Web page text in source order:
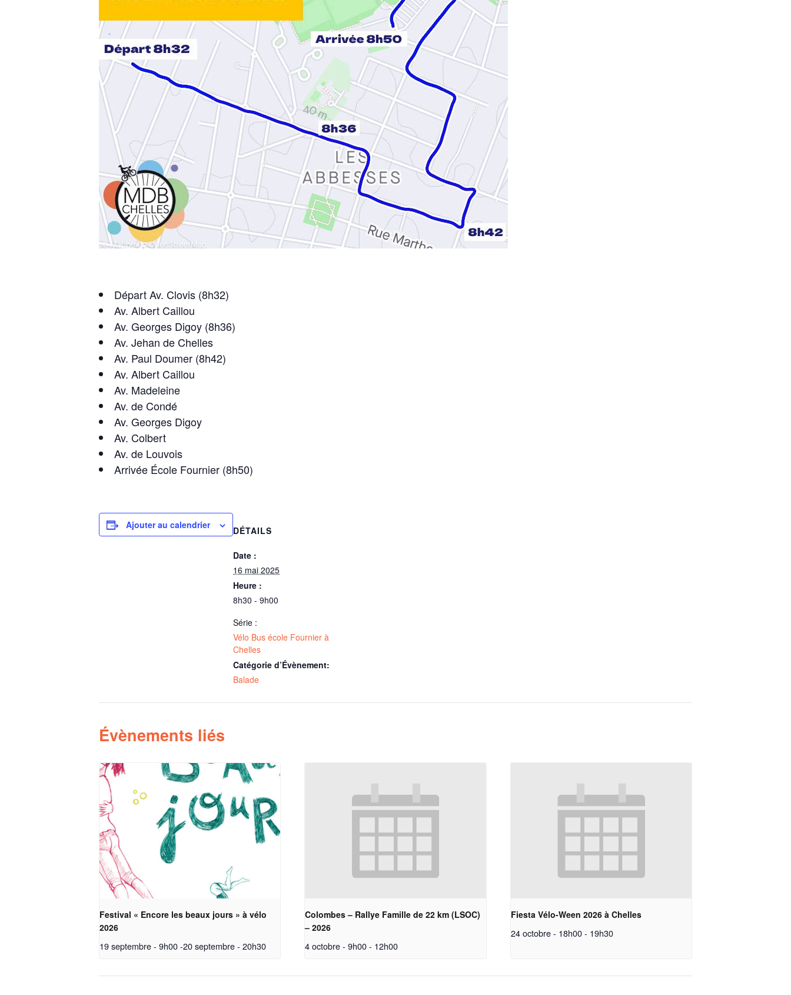
Départ Av. Clovis (8h32)
Av. Albert Caillou
Av. Georges Digoy (8h36)
Av. Jehan de Chelles
Av. Paul Doumer (8h42)
Av. Albert Caillou
Av. Madeleine
Av. de Condé
Av. Georges Digoy
Av. Colbert
Av. de Louvois
Arrivée École Fournier (8h50)
Ajouter au calendrier DÉTAILS
Date :
16 mai 2025
Heure :
8h30 - 9h00
Série :
Vélo Bus école Fournier à
Chelles
Catégorie d’Évènement:
Balade
Évènements liés
Festival « Encore les beaux jours » à vélo
2026
19 septembre - 9h00-20 septembre - 20h30
Colombes – Rallye Famille de 22 km (LSOC)
– 2026
4 octobre - 9h00 - 12h00
Fiesta Vélo-Ween 2026 à Chelles
24 octobre - 18h00- 19h30